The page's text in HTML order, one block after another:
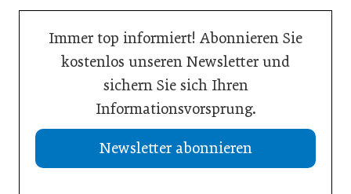
Immer top informiert! Abonnieren Sie
kostenlos unseren Newsletter und
sichern Sie sich Ihren
Informationsvorsprung.
Newsletter abonnieren